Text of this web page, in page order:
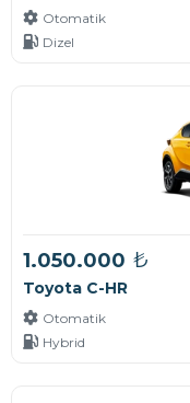
Otomatik
Dizel
1.050.000 ₺
Toyota C-HR
Otomatik
Hybrid